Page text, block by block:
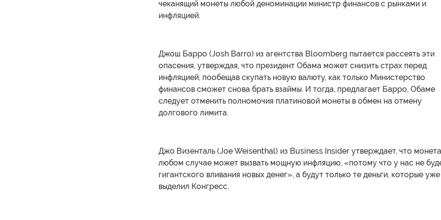
чеканящий монеты любой деноминации министр финансов с рынками и
инфляцией.
Джош Барро (Josh Barro) из агентства Bloomberg пытается рассеять эти
опасения, утверждая, что президент Обама может снизить страх перед
инфляцией, пообещав скупать новую валюту, как только Министерство
финансов сможет снова брать взаймы. И тогда, предлагает Барро, Обаме
следует отменить полномочия платиновой монеты в обмен на отмену
долгового лимита.
Джо Визенталь (Joe Weisenthal) из Business Insider утверждает, что
любом случае может вызвать мощную инфляцию, «потому что у нас не
гигантского вливания новых денег», а будут только те деньги, которые уже
выделил Конгресс.